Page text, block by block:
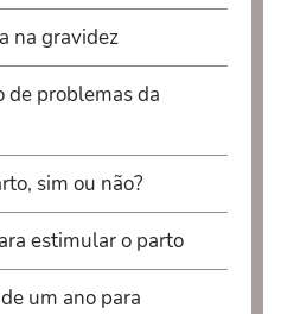
na gravidez
de problemas da
sim ou não?
estimular o parto
um ano para